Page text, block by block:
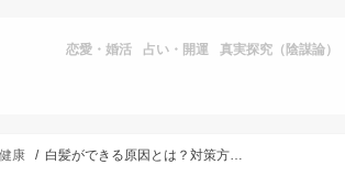
恋愛・婚活 占い・開運 真実探究（陰謀論）
康 白髪ができる原因とは？対策方法も解説